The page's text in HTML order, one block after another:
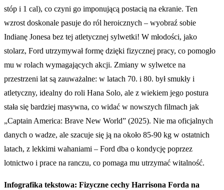
stóp i 1 cal), co czyni go imponującą postacią na ekranie. Ten
wzrost doskonale pasuje do ról heroicznych – wyobraź sobie
Indianę Jonesa bez tej atletycznej sylwetki! W młodości, jako
stolarz, Ford utrzymywał formę dzięki fizycznej pracy, co pomogło
mu w rolach wymagających akcji. Zmiany w sylwetce na
przestrzeni lat są zauważalne: w latach 70. i 80. był smukły i
atletyczny, idealny do roli Hana Solo, ale z wiekiem jego postura
stała się bardziej masywna, co widać w nowszych filmach jak
„Captain America: Brave New World” (2025). Nie ma oficjalnych
danych o wadze, ale szacuje się ją na około 85-90 kg w ostatnich
latach, z lekkimi wahaniami – Ford dba o kondycję poprzez
lotnictwo i prace na ranczu, co pomaga mu utrzymać witalność.
Infografika tekstowa: Fizyczne cechy Harrisona Forda na